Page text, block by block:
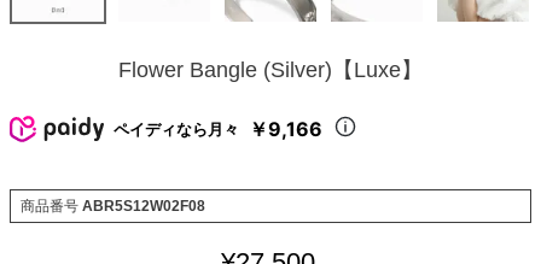
Flower Bangle (Silver)【Luxe】
ペイディなら月々 ￥9,166
商品番号 ABR5S12W02F08